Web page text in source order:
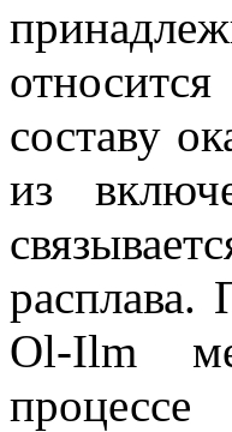
составу
из
расплава.
Ol-Ilm